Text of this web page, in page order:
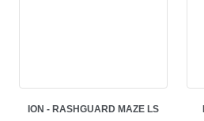
ION - RASHGUARD MAZE LS